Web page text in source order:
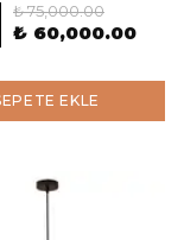
₺ 75,000.00
₺ 60,000.00
EKLE